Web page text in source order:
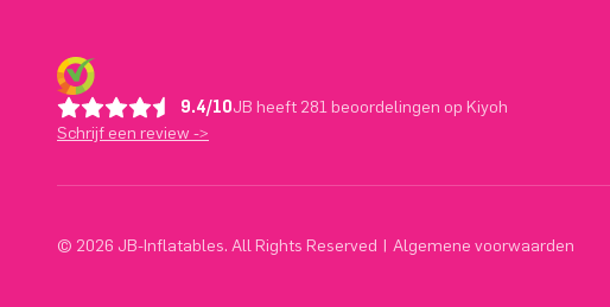
9.4/10JB heeft 281 beoordelingen op Kiyoh
Schrijf een review ->
© 2026 JB-Inflatables. All Rights Reserved | Algemene voorwaarden